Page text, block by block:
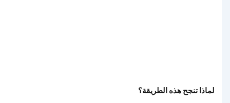
لماذا تنجح هذه الطريقة؟